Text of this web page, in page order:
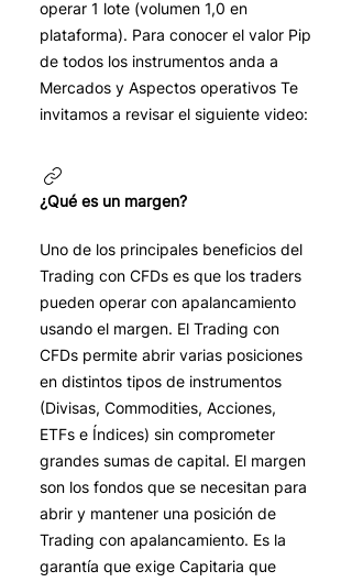
operar 1 lote (volumen 1,0 en
plataforma). Para conocer el valor Pip
de todos los instrumentos anda a
Mercados y Aspectos operativos Te
invitamos a revisar el siguiente video:
¿Qué es un margen?
Uno de los principales beneficios del
Trading con CFDs es que los traders
pueden operar con apalancamiento
usando el margen. El Trading con
CFDs permite abrir varias posiciones
en distintos tipos de instrumentos
(Divisas, Commodities, Acciones,
ETFs e Índices) sin comprometer
grandes sumas de capital. El margen
son los fondos que se necesitan para
abrir y mantener una posición de
Trading con apalancamiento. Es la
garantía que exige Capitaria que